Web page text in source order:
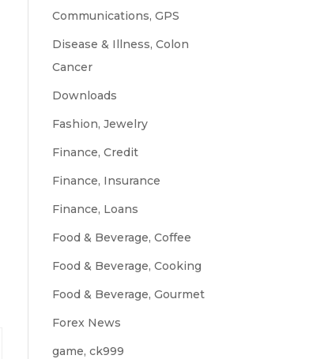
Communications, GPS
Disease & Illness, Colon
Cancer
Downloads
Fashion, Jewelry
Finance, Credit
Finance, Insurance
Finance, Loans
Food & Beverage, Coffee
Food & Beverage, Cooking
Food & Beverage, Gourmet
Forex News
game, ck999